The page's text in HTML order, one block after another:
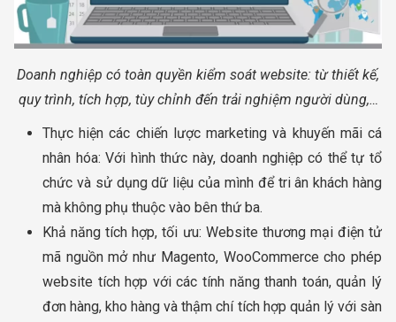
Doanh nghiệp có toàn quyền kiểm soát website: từ thiết kế,
quy trình, tích hợp, tùy chỉnh đến trải nghiệm người dùng,…
Thực hiện các chiến lược marketing và khuyến mãi cá
nhân hóa: Với hình thức này, doanh nghiệp có thể tự tổ
chức và sử dụng dữ liệu của mình để tri ân khách hàng
mà không phụ thuộc vào bên thứ ba.
Khả năng tích hợp, tối ưu: Website thương mại điện tử
mã nguồn mở như Magento, WooCommerce cho phép
website tích hợp với các tính năng thanh toán, quản lý
đơn hàng, kho hàng và thậm chí tích hợp quản lý với sàn